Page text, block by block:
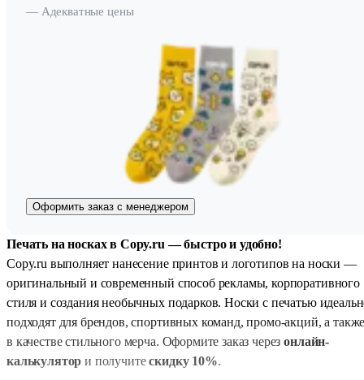
— Адекватные цены
Оформить заказ с менеджером
Печать на носках в Copy.ru — быстро и удобно!
Copy.ru выполняет нанесение принтов и логотипов на носки —
оригинальный и современный способ рекламы, корпоративного
стиля и создания необычных подарков. Носки с печатью
подходят для брендов, спортивных команд, промо-акций, а
в качестве стильного мерча. Оформите заказ черезонлайн-
калькулятор и получитескидку 10%.